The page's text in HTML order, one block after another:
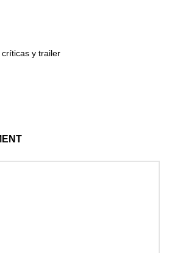
y trailer